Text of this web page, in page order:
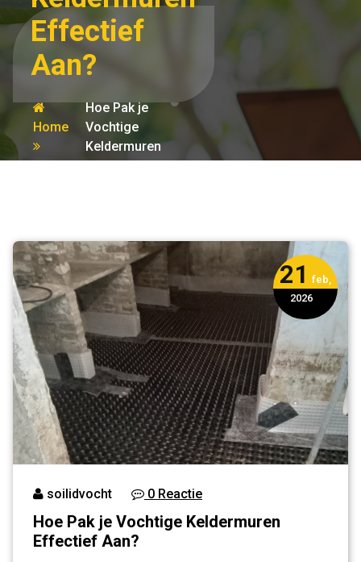
Effectief
Aan?
Home
kelder
Hoe Pak je
Vochtige
Keldermuren
Effectief Aan?
21 feb,
2026
soilidvocht 0 Reactie
Hoe Pak je Vochtige Keldermuren
Effectief Aan?